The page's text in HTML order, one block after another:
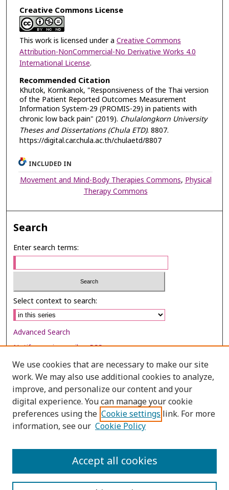
Creative Commons License
This work is licensed under a Creative Commons
Attribution-NonCommercial-No Derivative Works 4.0
International License.
Recommended Citation
Khutok, Kornkanok, "Responsiveness of the Thai version
of the Patient Reported Outcomes Measurement
Information System-29 (PROMIS-29) in patients with
chronic low back pain" (2019). Chulalongkorn University
Theses and Dissertations (Chula ETD). 8807.
https://digital.car.chula.ac.th/chulaetd/8807
INCLUDED IN
Movement and Mind-Body Therapies Commons, Physical
Therapy Commons
Search
Enter search terms:
Select context to search:
Advanced Search
Notify me via email orRSS
Browse
Collections
Disciplines
Authors
We use cookies that are necessary to make our site
work. We may also use additional cookies to analyze,
improve, and personalize our content and your
digital experience. You can manage your cookie
preferences using the Cookie settings link. For more
information, see our Cookie Policy
Accept all cookies